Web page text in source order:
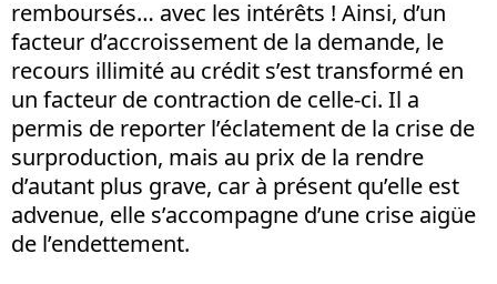
remboursés… avec les intérêts ! Ainsi, d’un
facteur d’accroissement de la demande, le
recours illimité au crédit s’est transformé en
un facteur de contraction de celle-ci. Il a
permis de reporter l’éclatement de la crise de
surproduction, mais au prix de la rendre
d’autant plus grave, car à présent qu’elle est
advenue, elle s’accompagne d’une crise aigüe
de l’endettement.